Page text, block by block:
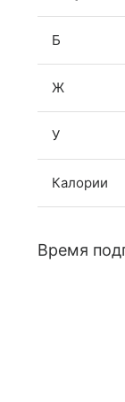
Б
Ж
У
Калории
Время